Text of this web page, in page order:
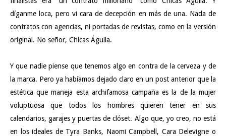
díganme loca, pero vi cara de decepción en más de una. Nada de
contratos con agencias, ni portadas de revistas, como en la versión
original. No señor, Chicas Águila.
Y que nadie piense que tenemos algo en contra de la cerveza y de
la marca. Pero ya habíamos dejado claro en un post anterior que la
estética que maneja esta archifamosa campaña es la de la mujer
voluptuosa que todos los hombres quieren tener en sus
calendarios, garajes y puertas de clóset. Algo que, yo creo, no está
en los ideales de Tyra Banks, Naomi Campbell, Cara Delevigne o